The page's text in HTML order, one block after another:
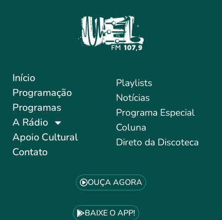
Início
Programação
Programas
A Rádio
Apoio Cultural
Contato
Playlists
Notícias
Programa Especial
Coluna
Direto da Discoteca
OUÇA AGORA
BAIXE O APP!